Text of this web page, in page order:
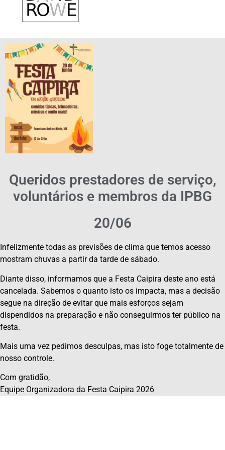
Queridos prestadores de serviço,
voluntários e membros da IPBG
20/06
Infelizmente todas as previsões de clima que temos acesso
mostram chuvas a partir da tarde de sábado.
Diante disso, informamos que a Festa Caipira deste ano está
cancelada. Sabemos o quanto isto os impacta, mas a decisão
segue na direção de evitar que mais esforços sejam
dispendidos na preparação e não conseguirmos ter público na
festa.
Mais uma vez pedimos desculpas, mas isto foge totalmente de
nosso controle.
Com gratidão,
Equipe Organizadora da Festa Caipira 2026